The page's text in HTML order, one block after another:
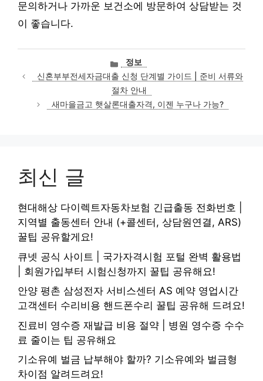
문의하거나 가까운 보건소에 방문하여 상담받는 것
이 좋습니다.
카
테
고
리
정보
신혼부부전세자금대출 신청 단계별 가이드 | 준비 서류와
절차 안내
새마을금고 햇살론대출자격, 이젠 누구나 가능?
최신 글
현대해상 다이렉트자동차보험 긴급출동 전화번호 |
지역별 출동센터 안내 (+콜센터, 상담원연결, ARS)
꿀팁 공유할게요!
큐넷 공식 사이트 | 국가자격시험 포털 완벽 활용법
| 회원가입부터 시험신청까지 꿀팁 공유해요!
안양 평촌 삼성전자 서비스센터 AS 예약 영업시간
고객센터 수리비용 핸드폰수리 꿀팁 공유해 드려요!
진료비 영수증 재발급 비용 절약 | 병원 영수증 수수
료 줄이는 팁 공유해요
기소유예 벌금 납부해야 할까? 기소유예와 벌금형
차이점 알려드려요!